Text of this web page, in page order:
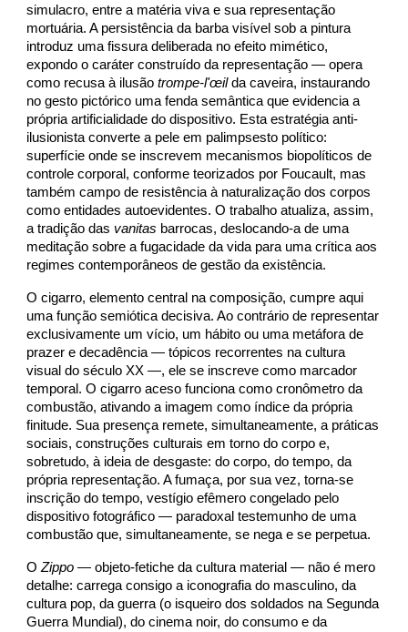
simulacro, entre a matéria viva e sua representação
mortuária. A persistência da barba visível sob a pintura
introduz uma fissura deliberada no efeito mimético,
expondo o caráter construído da representação — opera
como recusa à ilusãotrompe-l'œilda caveira, instaurando
no gesto pictórico uma fenda semântica que evidencia a
própria artificialidade do dispositivo. Esta estratégia anti-
ilusionista converte a pele em palimpsesto político:
superfície onde se inscrevem mecanismos biopolíticos de
controle corporal, conforme teorizados por Foucault, mas
também campo de resistência à naturalização dos corpos
como entidades autoevidentes. O trabalho atualiza, assim,
a tradição das vanitas barrocas, deslocando-a de uma
meditação sobre a fugacidade da vida para uma crítica aos
regimes contemporâneos de gestão da existência.
O cigarro, elemento central na composição, cumpre aqui
uma função semiótica decisiva. Ao contrário de representar
exclusivamente um vício, um hábito ou uma metáfora de
prazer e decadência — tópicos recorrentes na cultura
visual do século XX —, ele se inscreve como marcador
temporal. O cigarro aceso funciona como cronômetro da
combustão, ativando a imagem como índice da própria
finitude. Sua presença remete, simultaneamente, a práticas
sociais, construções culturais em torno do corpo e,
sobretudo, à ideia de desgaste: do corpo, do tempo, da
própria representação. A fumaça, por sua vez, torna-se
inscrição do tempo, vestígio efêmero congelado pelo
dispositivo fotográfico — paradoxal testemunho de uma
combustão que, simultaneamente, se nega e se perpetua.
OZippo — objeto-fetiche da cultura material — não é mero
detalhe: carrega consigo a iconografia do masculino, da
cultura pop, da guerra (o isqueiro dos soldados na Segunda
Guerra Mundial), do cinema noir, do consumo e da